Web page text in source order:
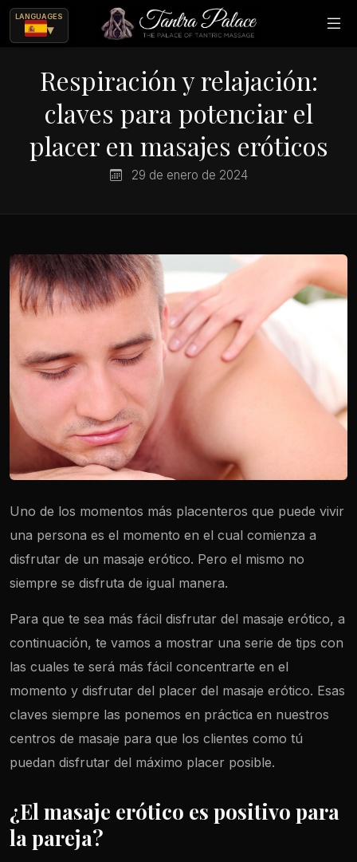
LANGUAGES
▾
eróticos?
Respiración y relajación:
claves para potenciar el
placer en masajes eróticos
29 de enero de 2024
Uno de los momentos más placenteros que puede vivir
una persona es el momento en el cual comienza a
disfrutar de un masaje erótico. Pero el mismo no
siempre se disfruta de igual manera.
Para que te sea más fácil disfrutar del masaje erótico, a
continuación, te vamos a mostrar una serie de tips con
las cuales te será más fácil concentrarte en el
momento y disfrutar del placer del masaje erótico. Esas
claves siempre las ponemos en práctica en nuestros
centros de masaje para que los clientes como tú
puedan disfrutar del máximo placer posible.
¿El masaje erótico es positivo para
la pareja?